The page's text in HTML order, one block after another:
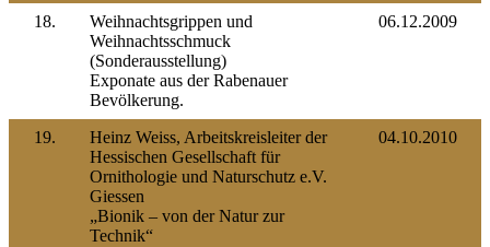
18.
Weihnachtsgrippen und
Weihnachtsschmuck
(Sonderausstellung)
Exponate aus der Rabenauer
Bevölkerung.
06.12.2009
19.
Heinz Weiss, Arbeitskreisleiter der
Hessischen Gesellschaft für
Ornithologie und Naturschutz e.V.
Giessen
„Bionik – von der Natur zur
Technik“
04.10.2010